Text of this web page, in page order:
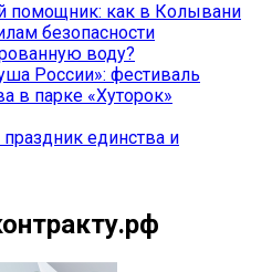
помощник: как в Колывани
безопасности
воду?
России»: фестиваль
в парке «Хуторок»
единства и